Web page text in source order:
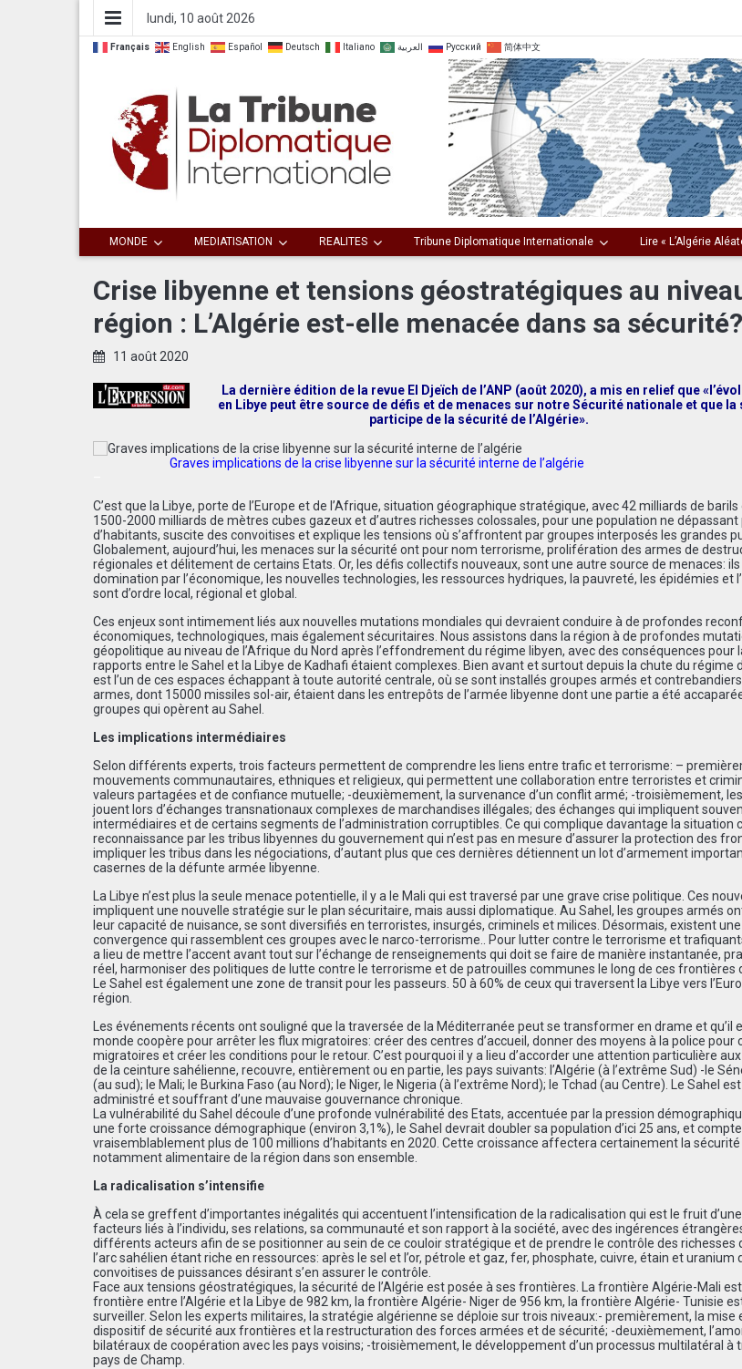
lundi, 10 août 2026
Français English Español Deutsch Italiano العربية Русский 简体中文
La Tribune
Diplomatique
Internationale
MONDE MEDIATISATION REALITES Tribune Diplomatique Internationale Lire « L’Algérie
Crise libyenne et tensions géostratégiques au
région : L’Algérie est-elle menacée dans sa sécurité?
11 août 2020
La dernière édition de la revue El Djeïch de l’ANP (août 2020), a mis en relief que
en Libye peut être source de défis et de menaces sur notre Sécurité nationale et que la
participe de la sécurité de l’Algérie».
Graves implications de la crise libyenne sur la sécurité interne de l’algérie
C’est que la Libye, porte de l’Europe et de l’Afrique, situation géographique stratégique, avec 42 milliards de
1500-2000 milliards de mètres cubes gazeux et d’autres richesses colossales, pour une population ne dépassant
d’habitants, suscite des convoitises et explique les tensions où s’affrontent par groupes interposés les grandes
Globalement, aujourd’hui, les menaces sur la sécurité ont pour nom terrorisme, prolifération des armes de
régionales et délitement de certains Etats. Or, les défis collectifs nouveaux, sont une autre source de menaces:
domination par l’économique, les nouvelles technologies, les ressources hydriques, la pauvreté, les épidémies et
sont d’ordre local, régional et global.
Ces enjeux sont intimement liés aux nouvelles mutations mondiales qui devraient conduire à de profondes
économiques, technologiques, mais également sécuritaires. Nous assistons dans la région à de profondes
géopolitique au niveau de l’Afrique du Nord après l’effondrement du régime libyen, avec des conséquences pour
rapports entre le Sahel et la Libye de Kadhafi étaient complexes. Bien avant et surtout depuis la chute du régime
est l’un de ces espaces échappant à toute autorité centrale, où se sont installés groupes armés et
armes, dont 15000 missiles sol-air, étaient dans les entrepôts de l’armée libyenne dont une partie a été
groupes qui opèrent au Sahel.
Les implications intermédiaires
Selon différents experts, trois facteurs permettent de comprendre les liens entre trafic et terrorisme: –
mouvements communautaires, ethniques et religieux, qui permettent une collaboration entre terroristes et
valeurs partagées et de confiance mutuelle; -deuxièmement, la survenance d’un conflit armé; -troisièmement,
jouent lors d’échanges transnationaux complexes de marchandises illégales; des échanges qui impliquent
intermédiaires et de certains segments de l’administration corruptibles. Ce qui complique davantage la situation
reconnaissance par les tribus libyennes du gouvernement qui n’est pas en mesure d’assurer la protection des
impliquer les tribus dans les négociations, d’autant plus que ces dernières détiennent un lot d’armement
casernes de la défunte armée libyenne.
La Libye n’est plus la seule menace potentielle, il y a le Mali qui est traversé par une grave crise politique. Ces
impliquent une nouvelle stratégie sur le plan sécuritaire, mais aussi diplomatique. Au Sahel, les groupes armés
leur capacité de nuisance, se sont diversifiés en terroristes, insurgés, criminels et milices. Désormais, existent
convergence qui rassemblent ces groupes avec le narco-terrorisme.. Pour lutter contre le terrorisme et
a lieu de mettre l’accent avant tout sur l’échange de renseignements qui doit se faire de manière instantanée,
réel, harmoniser des politiques de lutte contre le terrorisme et de patrouilles communes le long de ces frontières
Le Sahel est également une zone de transit pour les passeurs. 50 à 60% de ceux qui traversent la Libye vers
région.
Les événements récents ont souligné que la traversée de la Méditerranée peut se transformer en drame et qu’il
monde coopère pour arrêter les flux migratoires: créer des centres d’accueil, donner des moyens à la police pour
migratoires et créer les conditions pour le retour. C’est pourquoi il y a lieu d’accorder une attention particulière
de la ceinture sahélienne, recouvre, entièrement ou en partie, les pays suivants: l’Algérie (à l’extrême Sud) -le
(au sud); le Mali; le Burkina Faso (au Nord); le Niger, le Nigeria (à l’extrême Nord); le Tchad (au Centre). Le Sahel
administré et souffrant d’une mauvaise gouvernance chronique.
La vulnérabilité du Sahel découle d’une profonde vulnérabilité des Etats, accentuée par la pression
une forte croissance démographique (environ 3,1%), le Sahel devrait doubler sa population d’ici 25 ans, et
vraisemblablement plus de 100 millions d’habitants en 2020. Cette croissance affectera certainement la
notamment alimentaire de la région dans son ensemble.
La radicalisation s’intensifie
À cela se greffent d’importantes inégalités qui accentuent l’intensification de la radicalisation qui est le fruit
facteurs liés à l’individu, ses relations, sa communauté et son rapport à la société, avec des ingérences
différents acteurs afin de se positionner au sein de ce couloir stratégique et de prendre le contrôle des richesses
l’arc sahélien étant riche en ressources: après le sel et l’or, pétrole et gaz, fer, phosphate, cuivre, étain et uranium
convoitises de puissances désirant s’en assurer le contrôle.
Face aux tensions géostratégiques, la sécurité de l’Algérie est posée à ses frontières. La frontière Algérie-Mali
frontière entre l’Algérie et la Libye de 982 km, la frontière Algérie- Niger de 956 km, la frontière Algérie- Tunisie
surveiller. Selon les experts militaires, la stratégie algérienne se déploie sur trois niveaux:- premièrement, la mise
dispositif de sécurité aux frontières et la restructuration des forces armées et de sécurité; -deuxièmement,
bilatéraux de coopération avec les pays voisins; -troisièmement, le développement d’un processus multilatéral à
pays de Champ.